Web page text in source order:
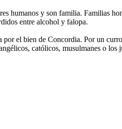
humanos y son familia. Familias
entre alcohol y falopa.
el bien de Concordia. Por un
católicos, musulmanes o